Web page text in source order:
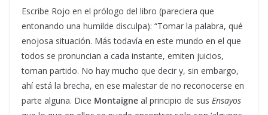
Escribe Rojo en el prólogo del libro (pareciera que
entonando una humilde disculpa): “Tomar la palabra, qué
enojosa situación. Más todavía en este mundo en el que
todos se pronuncian a cada instante, emiten juicios,
toman partido. No hay mucho que decir y, sin embargo,
ahí está la brecha, en ese malestar de no reconocerse en
parte alguna. Dice Montaigne al principio de sus Ensayos